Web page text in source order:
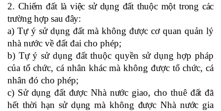
2. Chiếm đất là việc sử dụng đất thuộc một trong các
trường hợp sau đây:
a) Tự ý sử dụng đất mà không được cơ quan quản lý
nhà nước về đất đai cho phép;
b) Tự ý sử dụng đất thuộc quyền sử dụng hợp pháp
của tổ chức, cá nhân khác mà không được tổ chức, cá
nhân đó cho phép;
c) Sử dụng đất được Nhà nước giao, cho thuê đất đã
hết thời hạn sử dụng mà không được Nhà nước gia